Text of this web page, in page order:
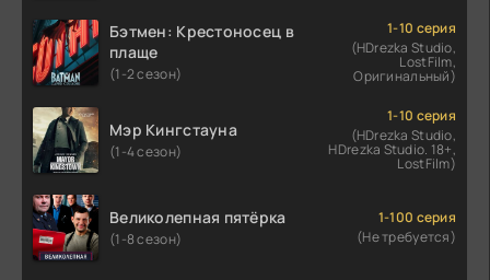
Бэтмен: Крестоносец в
плаще
(1-2 сезон)
1-10 серия
(HDrezka Studio,
LostFilm,
Оригинальный)
Мэр Кингстауна
(1-4 сезон)
1-10 серия
(HDrezka Studio,
HDrezka Studio. 18+,
LostFilm)
Великолепная пятёрка
(1-8 сезон)
1-100 серия
(Не требуется)